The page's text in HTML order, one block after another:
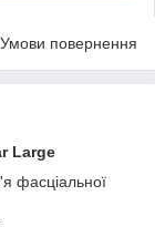
Умови повернення
Large
фасціальної